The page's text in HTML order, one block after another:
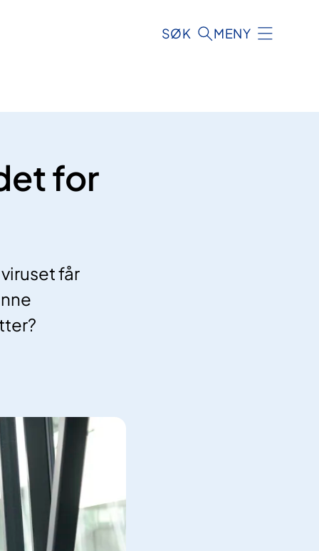
SØK MENY
for
får